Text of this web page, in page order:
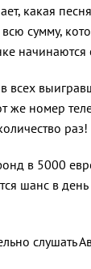
какая
сумму,
начинаются
всех
же номер
раз!
в 5000
шанс в
слушать